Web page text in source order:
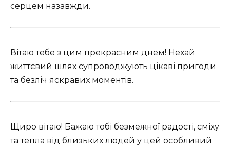
серцем назавжди.
Вітаю тебе з цим прекрасним днем! Нехай
життєвий шлях супроводжують цікаві пригоди
та безліч яскравих моментів.
Щиро вітаю! Бажаю тобі безмежної радості, сміху
та тепла від близьких людей у цей особливий